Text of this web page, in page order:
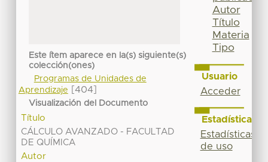
Este ítem aparece en la(s) siguiente(s)
colección(ones)
Programas de Unidades de
Aprendizaje
[404]
Visualización del Documento
Título
CÁLCULO AVANZADO - FACULTAD
DE QUÍMICA
Autor
Autor
Título
Materia
Tipo
Usuario
Acceder
Estadísticas
Estadísticas
de uso